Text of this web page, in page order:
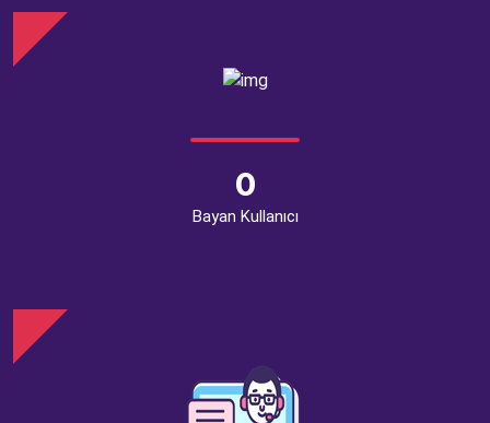
0
Bayan Kullanıcı